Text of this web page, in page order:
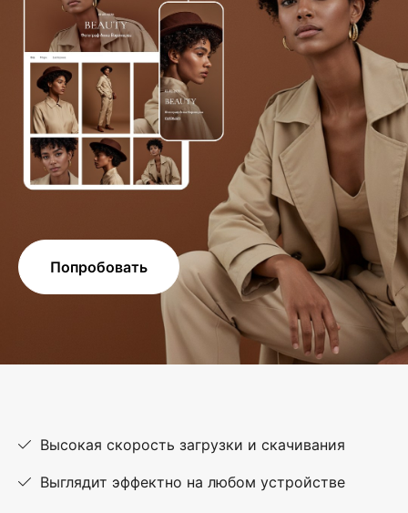
Попробовать
Высокая скорость загрузки и скачивания
Выглядит эффектно на любом устройстве